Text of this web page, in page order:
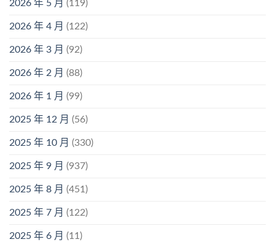
2026 年 5 月 (119)
2026 年 4 月 (122)
2026 年 3 月 (92)
2026 年 2 月 (88)
2026 年 1 月 (99)
2025 年 12 月 (56)
2025 年 10 月 (330)
2025 年 9 月 (937)
2025 年 8 月 (451)
2025 年 7 月 (122)
2025 年 6 月 (11)